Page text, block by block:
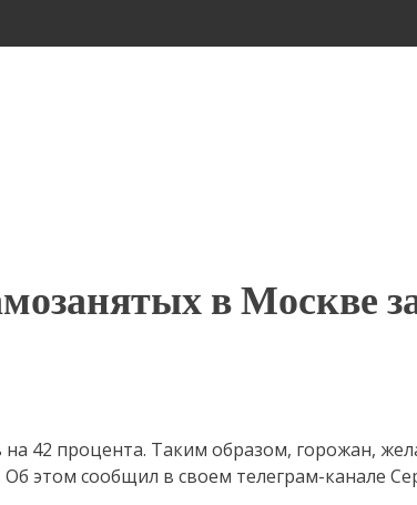
в Москве
на 42 процента. Таким образом, горожан,
этом сообщил в своем телеграм-канале